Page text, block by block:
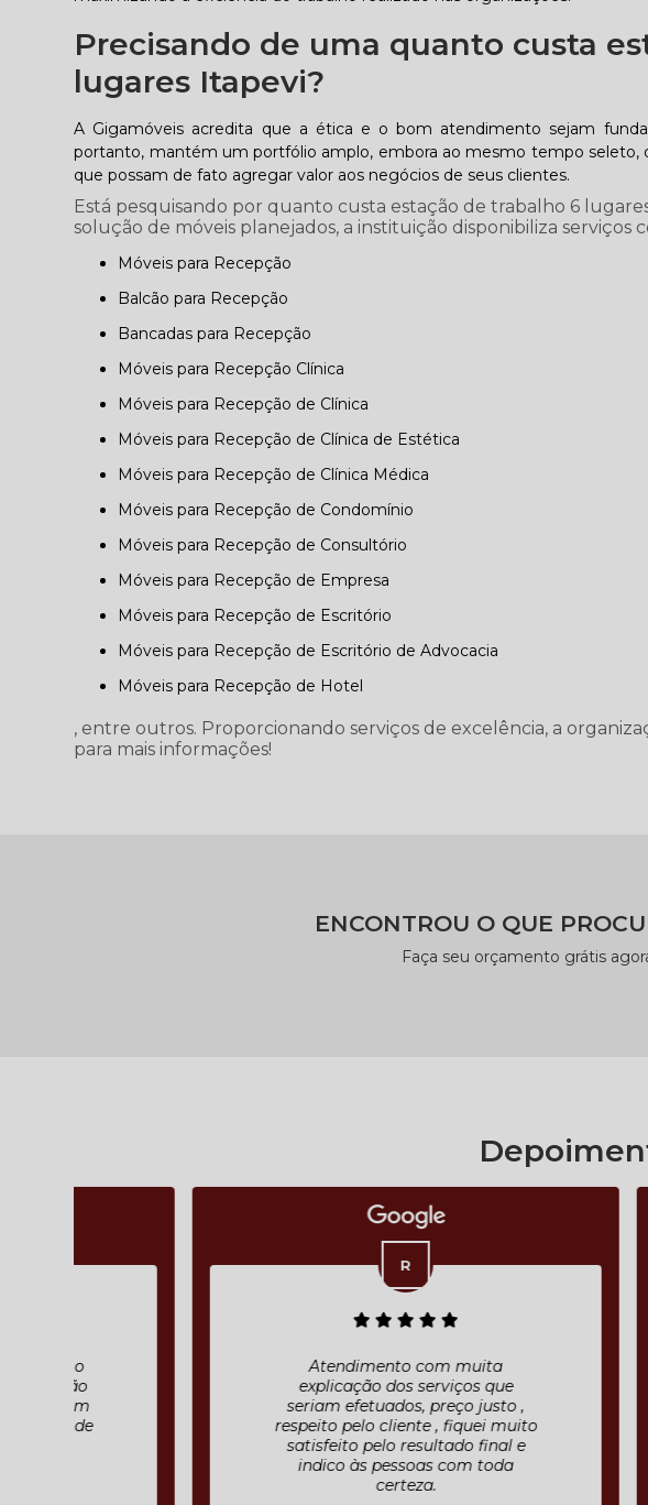
Precisando de uma quanto custa
lugares Itapevi?
A Gigamóveis acredita que a ética e o bom atendimento sejam
portanto, mantém um portfólio amplo, embora ao mesmo tempo seleto,
que possam de fato agregar valor aos negócios de seus clientes.
Está pesquisando por quanto custa estação de trabalho 6
solução de móveis planejados, a instituição disponibiliza serviços
Móveis para Recepção
Balcão para Recepção
Bancadas para Recepção
Móveis para Recepção Clínica
Móveis para Recepção de Clínica
Móveis para Recepção de Clínica de Estética
Móveis para Recepção de Clínica Médica
Móveis para Recepção de Condomínio
Móveis para Recepção de Consultório
Móveis para Recepção de Empresa
Móveis para Recepção de Escritório
Móveis para Recepção de Escritório de Advocacia
Móveis para Recepção de Hotel
, entre outros. Proporcionando serviços de excelência, a
para mais informações!
ENCONTROU O QUE
Faça seu orçamento grátis
Atendimento com muita
explicação dos serviços que
seriam efetuados, preço justo ,
respeito pelo cliente , fiquei muito
satisfeito pelo resultado final e
indico às pessoas com toda
Só